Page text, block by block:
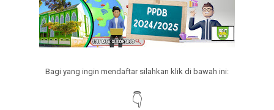
Bagi yang ingin mendaftar silahkan klik di bawah ini:
👇